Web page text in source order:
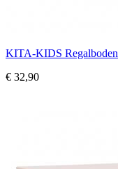
KITA-KIDS Regalboden
€ 32,90